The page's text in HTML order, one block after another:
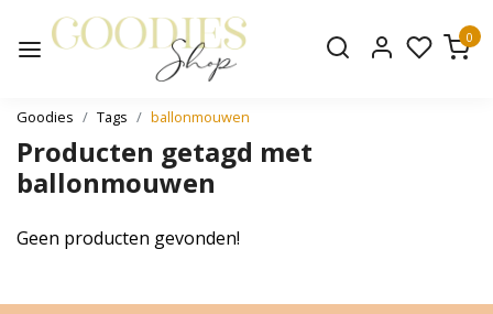
0
Goodies Tags ballonmouwen
Producten getagd met
ballonmouwen
Geen producten gevonden!